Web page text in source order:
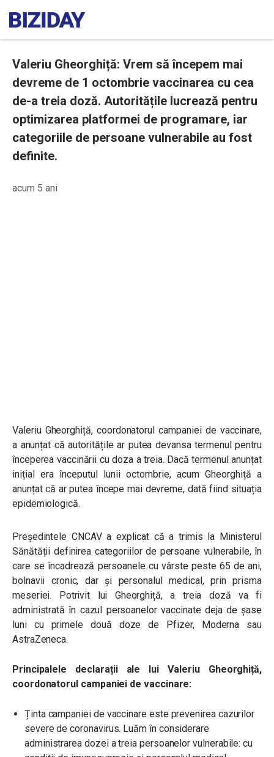
Valeriu Gheorghiță: Vrem să începem mai
devreme de 1 octombrie vaccinarea cu cea
de-a treia doză. Autoritățile lucrează pentru
optimizarea platformei de programare, iar
categoriile de persoane vulnerabile au fost
definite.
acum 5 ani
Valeriu Gheorghiță, coordonatorul campaniei de vaccinare,
a anunțat că autoritățile ar putea devansa termenul pentru
începerea vaccinării cu doza a treia. Dacă termenul anunțat
inițial era începutul lunii octombrie, acum Gheorghiță a
anunțat că ar putea începe mai devreme, dată fiind situația
epidemiologică.
Președintele CNCAV a explicat că a trimis la Ministerul
Sănătății definirea categoriilor de persoane vulnerabile, în
care se încadrează persoanele cu vârste peste 65 de ani,
bolnavii cronic, dar și personalul medical, prin prisma
meseriei. Potrivit lui Gheorghiță, a treia doză va fi
administrată în cazul persoanelor vaccinate deja de șase
luni cu primele două doze de Pfizer, Moderna sau
AstraZeneca.
Principalele declarații ale lui Valeriu Gheorghiță,
coordonatorul campaniei de vaccinare:
Ținta campaniei de vaccinare este prevenirea cazurilor
severe de coronavirus. Luăm în considerare
administrarea dozei a treia persoanelor vulnerabile: cu